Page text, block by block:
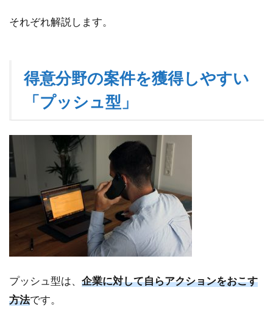
アポ
でア
クシ
ョン
を起
こす
幅広
ャン
スを
るこ
とが
「プ
ル
それぞれ解説します。
得意分野の案件を獲得しやすい
「プッシュ型」
プッシュ型は、 企業に対して自らアクションをおこす
方法です。